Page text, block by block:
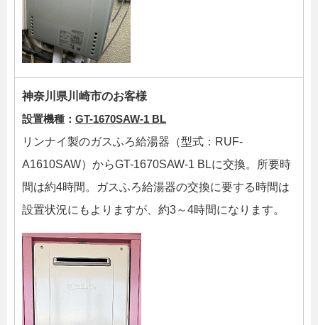
神奈川県川崎市のお客様
設置機種： GT-1670SAW-1 BL
リンナイ製のガスふろ給湯器（型式：RUF-
A1610SAW）からGT-1670SAW-1 BLに交換。所要時
間は約4時間。ガスふろ給湯器の交換に要する時間は
設置状況にもよりますが、約3～4時間になります。